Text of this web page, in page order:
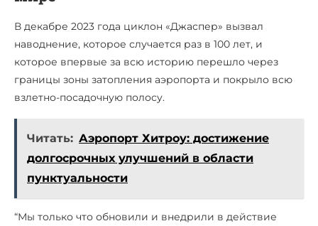
В декабре 2023 года циклон «Джаспер» вызвал
наводнение, которое случается раз в 100 лет, и
которое впервые за всю историю перешло через
границы зоны затопления аэропорта и покрыло всю
взлетно-посадочную полосу.
Читать: Аэропорт Хитроу: достижение
долгосрочных улучшений в области
пунктуальности
“Мы только что обновили и внедрили в действие